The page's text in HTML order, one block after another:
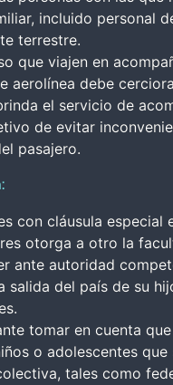
incluido personal
terrestre.
que viajen en
aerolínea debe
el servicio de
de evitar
pasajero.
con cláusula especial
otorga a otro la
ante autoridad
salida del país de su
tomar en cuenta
o adolescentes que
tales como